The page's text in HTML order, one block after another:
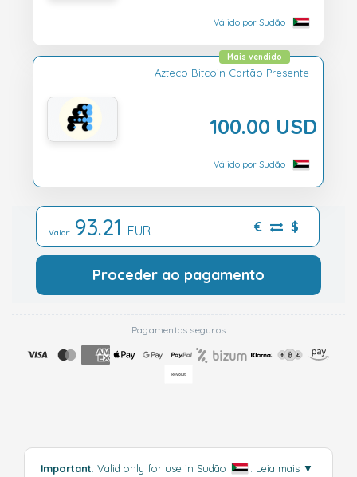
Válido por Sudão
Azteco Bitcoin Cartão Presente
100.00 USD
Mais vendido
Válido por Sudão
Valor: 93.21 EUR € $
Proceder ao pagamento
Pagamentos seguros
Important: Valid only for use in Sudão Leia mais ▼